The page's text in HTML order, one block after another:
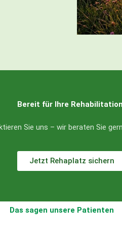
Bereit für Ihre
Sie uns – wir beraten Sie
Jetzt Rehaplatz sichern
Das sagen unsere Patienten